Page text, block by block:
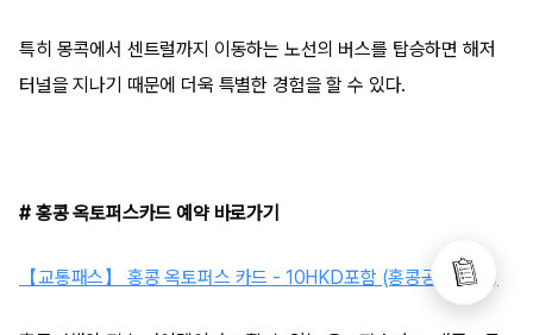
특히 몽콕에서 센트럴까지 이동하는 노선의 버스를 탑승하면 해저
터널을 지나기 때문에 더욱 특별한 경험을 할 수 있다.
# 홍콩 옥토퍼스카드 예약 바로가기
【교통패스】 홍콩 옥토퍼스 카드 - 10HKD포함 (홍콩공항 수령)